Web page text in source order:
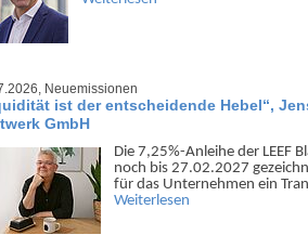
Neuemissionen
ist der entscheidende Hebel“,
GmbH
Die 7,25%-Anleihe der LEEF
noch bis 27.02.2027
für das Unter­nehmen ein
Weiterlesen